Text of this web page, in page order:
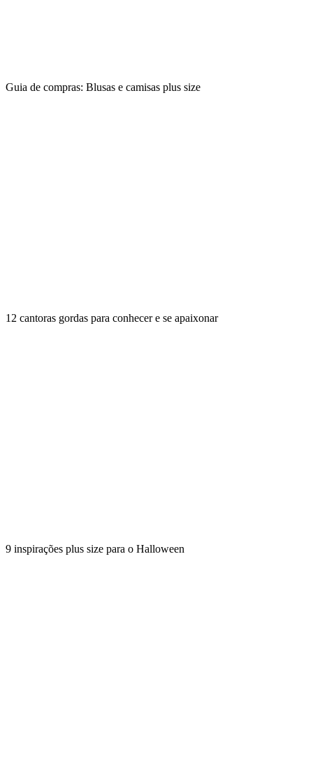
Guia de compras: Blusas e camisas plus size
12 cantoras gordas para conhecer e se apaixonar
9 inspirações plus size para o Halloween